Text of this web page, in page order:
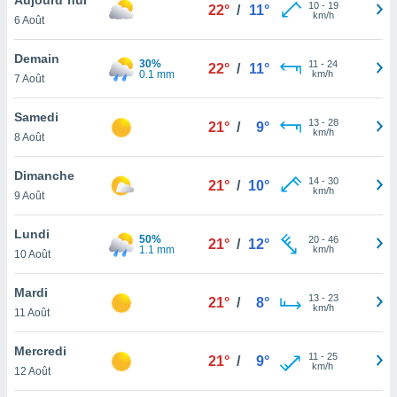
et
»,
au
vous
qu'ils
ou
le
ainsi
un
la
du
6 Août
22° / 11° 10- 19
km/h
Demain
7 Août
30%
0.1 mm
22° / 11° 11 - 24
km/h
Samedi
8 Août
21° / 9° 13- 28
km/h
Dimanche
9 Août
21° / 10° 14- 30
km/h
Lundi
10 Août
50%
1.1 mm
21° / 12° 20- 46
km/h
Mardi
11 Août
21° / 8° 13- 23
km/h
Mercredi
12 Août
21° / 9° 11 - 25
km/h